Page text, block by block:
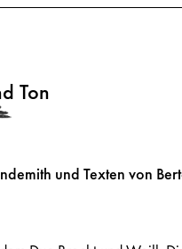
Ton
und Texten von